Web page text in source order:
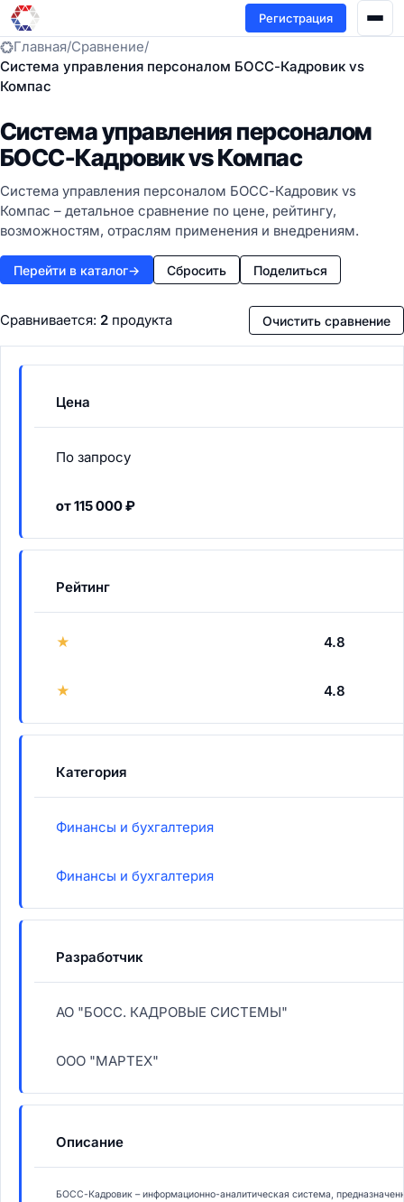
Регистрация
Главная/Сравнение/
Система управления персоналом БОСС-Кадровик vs
Компас
Система управления персоналом
БОСС-Кадровик vs Компас
Система управления персоналом БОСС-Кадровик vs
Компас – детальное сравнение по цене, рейтингу,
возможностям, отраслям применения и внедрениям.
Перейти в каталог→ Сбросить Поделиться
Сравнивается: 2 продукта Очистить сравнение
Цена
По запросу
от 115 000 ₽
Рейтинг
★ 4.8
★ 4.8
Категория
Финансы и бухгалтерия
Финансы и бухгалтерия
Разработчик
АО "БОСС. КАДРОВЫЕ СИСТЕМЫ"
ООО "МАРТЕХ"
Описание
БОСС-Кадровик – информационно-аналитическая система,